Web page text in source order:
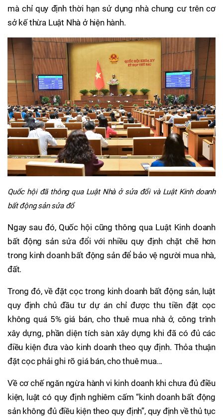
mà chỉ quy định thời hạn sử dụng nhà chung cư trên cơ
sở kế thừa Luật Nhà ở hiện hành.
Quốc hội đã thông qua Luật Nhà ở sửa đổi và Luật Kinh doanh
bất động sản sửa đổ
Ngay sau đó, Quốc hội cũng thông qua Luật Kinh doanh
bất động sản sửa đổi với nhiều quy định chặt chẽ hơn
trong kinh doanh bất động sản để bảo vệ người mua nhà,
đất.
Trong đó, về đặt cọc trong kinh doanh bất động sản, luật
quy định chủ đầu tư dự án chỉ được thu tiền đặt cọc
không quá 5% giá bán, cho thuê mua nhà ở, công trình
xây dựng, phần diện tích sàn xây dựng khi đã có đủ các
điều kiện đưa vào kinh doanh theo quy định. Thỏa thuận
đặt cọc phải ghi rõ giá bán, cho thuê mua...
Về cơ chế ngăn ngừa hành vi kinh doanh khi chưa đủ điều
kiện, luật có quy định nghiêm cấm “kinh doanh bất động
sản không đủ điều kiện theo quy định”, quy định về thủ tục